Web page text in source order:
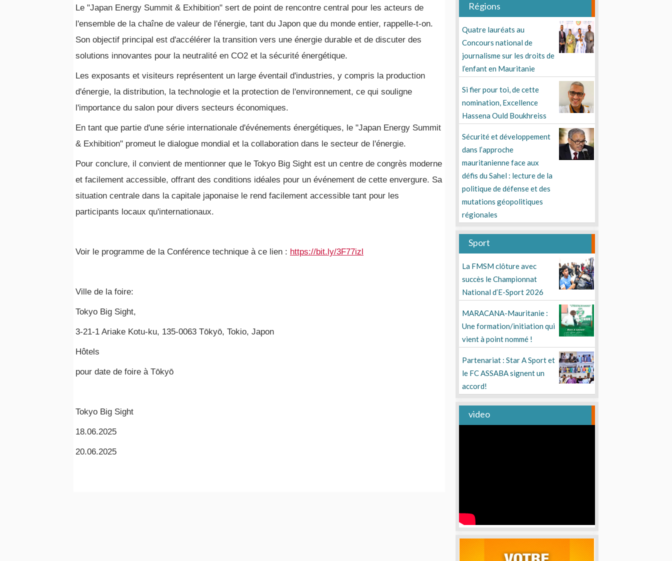
Régions
Quatre lauréats au
Concours national de
journalisme sur les droits de
l’enfant en Mauritanie
Si fier pour toi, de cette
nomination, Excellence
Hassena Ould Boukhreiss
Sécurité et développement
dans l’approche
mauritanienne face aux
défis du Sahel : lecture de la
politique de défense et des
mutations géopolitiques
régionales
Sport
La FMSM clôture avec
succès le Championnat
National d’E-Sport 2026
MARACANA-Mauritanie :
Une formation/initiation qui
vient à point nommé !
Partenariat : Star A Sport et
le FC ASSABA signent un
accord!
video
Le "Japan Energy Summit & Exhibition" sert de point de rencontre central pour les acteurs de
l'ensemble de la chaîne de valeur de l'énergie, tant du Japon que du monde entier, rappelle-t-on.
Son objectif principal est d'accélérer la transition vers une énergie durable et de discuter des
solutions innovantes pour la neutralité en CO2 et la sécurité énergétique.
Les exposants et visiteurs représentent un large éventail d'industries, y compris la production
d'énergie, la distribution, la technologie et la protection de l'environnement, ce qui souligne
l'importance du salon pour divers secteurs économiques.
En tant que partie d'une série internationale d'événements énergétiques, le "Japan Energy Summit
& Exhibition" promeut le dialogue mondial et la collaboration dans le secteur de l'énergie.
Pour conclure, il convient de mentionner que le Tokyo Big Sight est un centre de congrès moderne
et facilement accessible, offrant des conditions idéales pour un événement de cette envergure. Sa
situation centrale dans la capitale japonaise le rend facilement accessible tant pour les
participants locaux qu'internationaux.
Voir le programme de la Conférence technique à ce lien : https://bit.ly/3F77izl
Ville de la foire:
Tokyo Big Sight,
3-21-1 Ariake Kotu-ku, 135-0063 Tōkyō, Tokio, Japon
Hôtels
pour date de foire à Tōkyō
Tokyo Big Sight
18.06.2025
20.06.2025